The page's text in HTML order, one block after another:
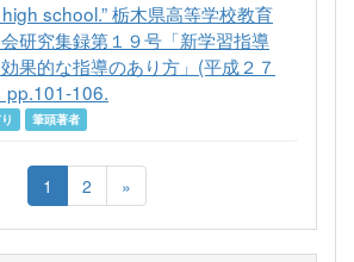
school.” 栃木県高等学校教育
研究集録第１９号「新学習指導
果的な指導のあり方」(平成２７
pp.101-106.
筆頭著者
1 2 »